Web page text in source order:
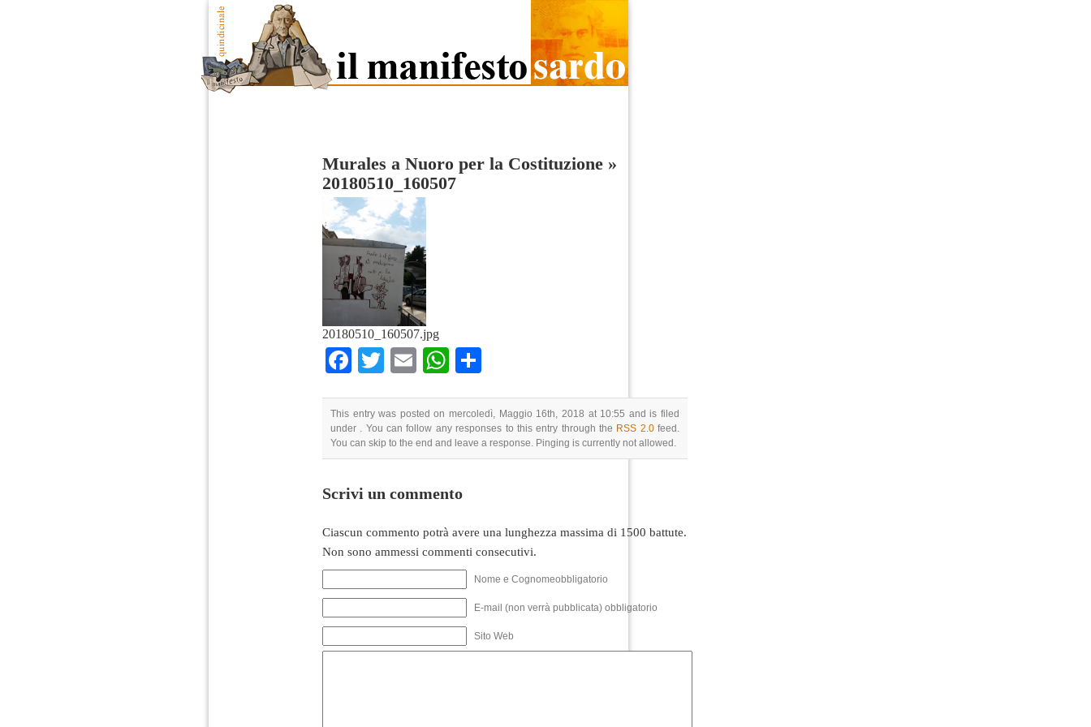
Murales a Nuoro per la Costituzione »
20180510_160507
20180510_160507.jpg
Facebook
TwitterEmailWhatsApp
This entry was posted on mercoledì, Maggio 16th, 2018 at 10:55 and is filed
under . You can follow any responses to this entry through the RSS 2.0feed.
You can skip to the end and leave a response. Pinging is currently not allowed.
Scrivi un commento
Ciascun commento potrà avere una lunghezza massima di 1500 battute.
Non sono ammessi commenti consecutivi.
Nome e Cognomeobbligatorio
E-mail (non verrà pubblicata) obbligatorio
Sito Web